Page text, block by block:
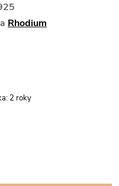
Rhodium
: 2 roky